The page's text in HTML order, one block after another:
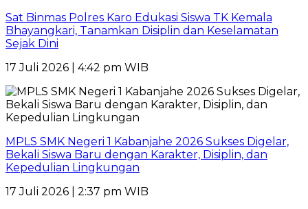
Sat Binmas Polres Karo Edukasi Siswa TK Kemala
Bhayangkari, Tanamkan Disiplin dan Keselamatan
Sejak Dini
17 Juli 2026 | 4:42 pm WIB
MPLS SMK Negeri 1 Kabanjahe 2026 Sukses Digelar,
Bekali Siswa Baru dengan Karakter, Disiplin, dan
Kepedulian Lingkungan
17 Juli 2026 | 2:37 pm WIB